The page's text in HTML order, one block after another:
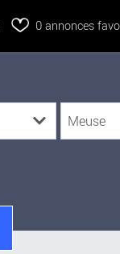
0annonces